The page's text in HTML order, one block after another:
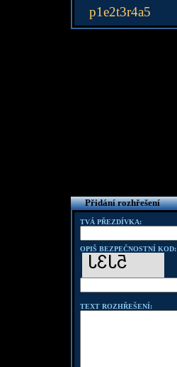
p1e2t3r4a5
Přidání rozhřešení
TVÁ PŘEZDÍVKA:
OPIŠ BEZPEČNOSTNÍ KOD:
TEXT ROZHŘEŠENÍ: